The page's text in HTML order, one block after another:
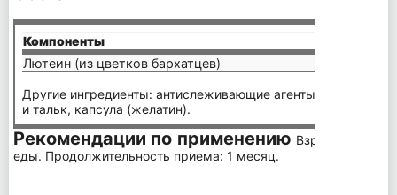
Компоненты
Лютеин (из цветков бархатцев)
Другие ингредиенты: антислеживающие агенты
и тальк, капсула (желатин).
Рекомендации по применению Взрослым по 1
еды. Продолжительность приема: 1 месяц.